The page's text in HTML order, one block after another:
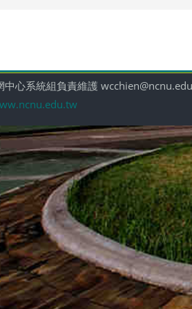
中心系統組負責維護